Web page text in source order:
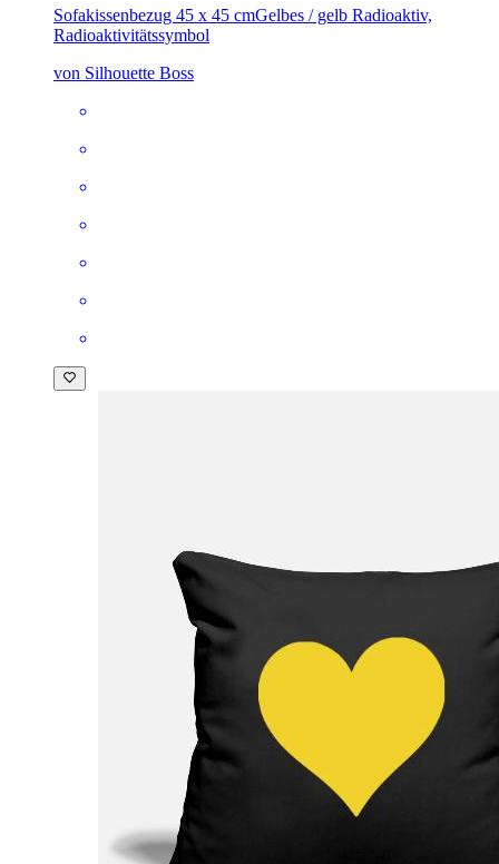
Sofakissenbezug 45 x 45 cmGelbes / gelb Radioaktiv,
Radioaktivitätssymbol
von Silhouette Boss